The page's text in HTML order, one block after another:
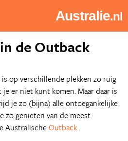
Australie.nl
de Outback
op verschillende plekken zo ruig
er niet kunt komen. Maar daar is
je zo (bijna) alle ontoegankelijke
zo genieten van de meest
AustralischeOutback.